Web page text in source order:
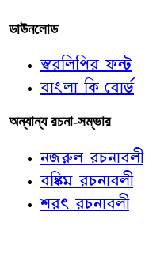
ডাউনলোড
স্বরলিপির ফন্ট
বাংলা কি-বোর্ড
অন্যান্য রচনা-সম্ভার
নজরুল রচনাবলী
বঙ্কিম রচনাবলী
শরৎ রচনাবলী